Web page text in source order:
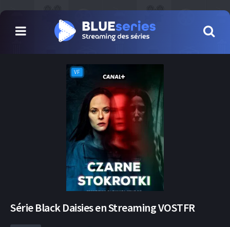
VF
Série Black Daisies en Streaming VOSTFR